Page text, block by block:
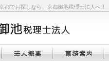
都でお探しなら、京都御池税理士法人へ！